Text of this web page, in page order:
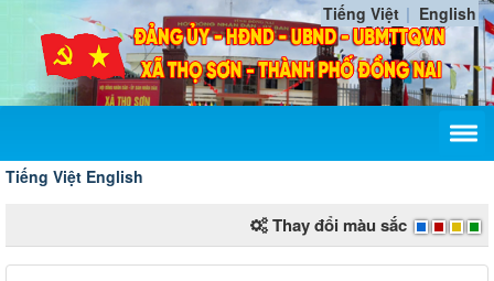
Tiếng Việt English
Tiếng Việt English
Thay đổi màu sắc